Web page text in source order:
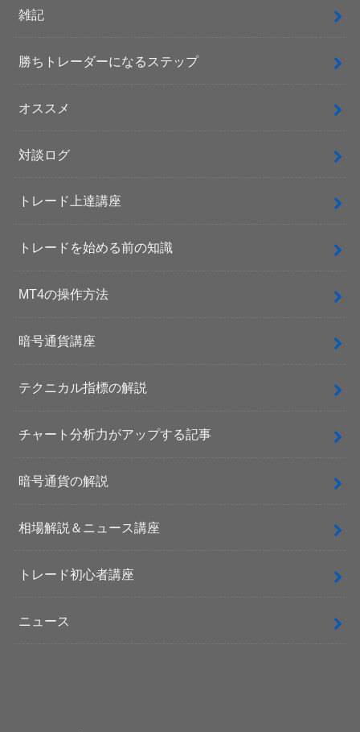
雑記
勝ちトレーダーになるステップ
オススメ
対談ログ
トレード上達講座
トレードを始める前の知識
MT4の操作方法
暗号通貨講座
テクニカル指標の解説
チャート分析力がアップする記事
暗号通貨の解説
相場解説＆ニュース講座
トレード初心者講座
ニュース